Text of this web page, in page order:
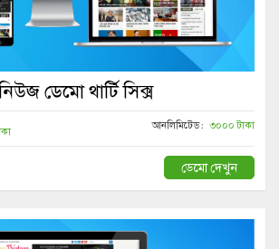
ডেমো থার্টি সিক্স
আনলিমিটেড : ৩০০০ টাকা
ডেমো দেখুন